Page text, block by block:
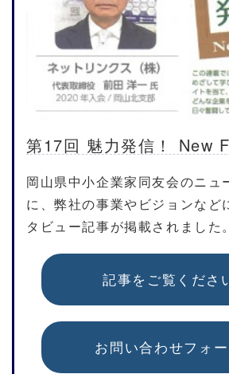
第17回 魅力発信！ New
岡山県中小企業家同友会のニュ
に、弊社の事業やビジョンなど
タビュー記事が掲載されました。
記事をご覧くださ
お問い合わせフォ